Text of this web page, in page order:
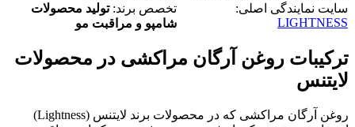
سایت نمایندگی اصلی:
LIGHTNESS
تخصص برند: تولید محصولات
شامپو و مراقبت مو
ترکیبات روغن آرگان مراکشی در محصولات
لایتنس
روغن آرگان مراکشی که در محصولات برند لایتنس (Lightness)